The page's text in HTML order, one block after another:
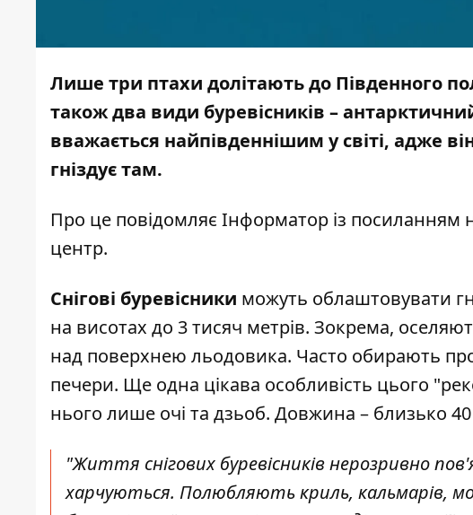
Лише три птахи долітають до Південного
також два види буревісників –
вважається найпівденнішим у світі, адже
гніздує там.
Про це повідомляє Інформатор із посиланням
центр.
Снігові буревісники можуть облаштовувати
на висотах до 3 тисяч метрів. Зокрема,
над поверхнею льодовика. Часто обирають
печери. Ще одна цікава особливість цього
нього лише очі та дзьоб. Довжина – близько 40
"Життя снігових буревісників нерозривно
харчуються. Полюбляють криль, кальмарів,